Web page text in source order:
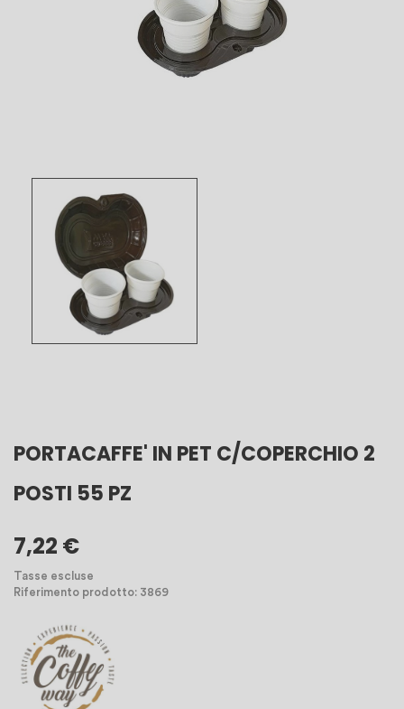
PORTACAFFE' IN PET C/COPERCHIO 2
POSTI 55 PZ
7,22 €
Tasse escluse
Riferimento prodotto: 3869